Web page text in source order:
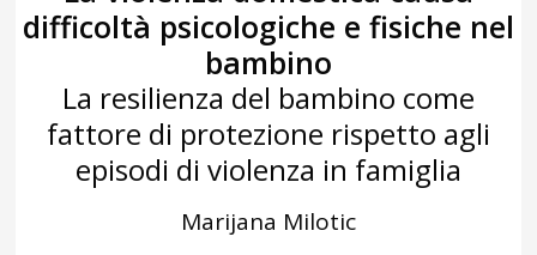
difficoltà psicologiche e fisiche nel
bambino
La resilienza del bambino come
fattore di protezione rispetto agli
episodi di violenza in famiglia
Marijana Milotic